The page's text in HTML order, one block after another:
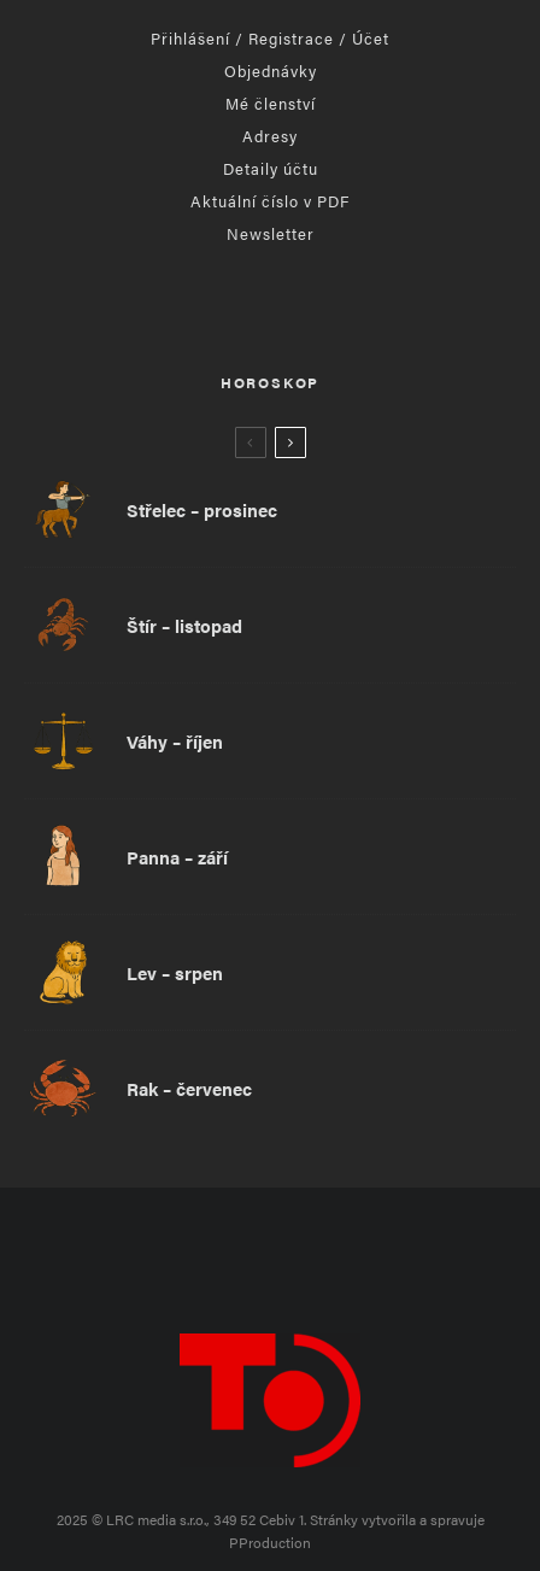
Přihlášení / Registrace / Účet
Objednávky
Mé členství
Adresy
Detaily účtu
Aktuální číslo v PDF
Newsletter
HOROSKOP
Střelec – prosinec
Štír – listopad
Váhy – říjen
Panna – září
Lev – srpen
Rak – červenec
2025 © LRC media s.r.o., 349 52 Cebiv 1.Stránky vytvořila a spravuje
PProduction